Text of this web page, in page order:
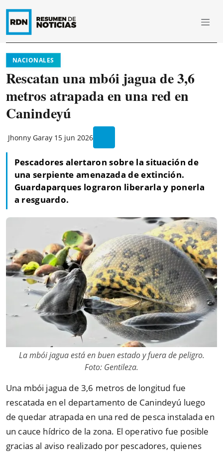
NACIONALES
Rescatan una mbói jagua de 3,6
metros atrapada en una red en
Canindeyú
Jhonny Garay 15 jun 2026
Pescadores alertaron sobre la situación de
una serpiente amenazada de extinción.
Guardaparques lograron liberarla y ponerla
a resguardo.
La mbói jagua está en buen estado y fuera de peligro.
Foto: Gentileza.
Una mbói jagua de 3,6 metros de longitud fue
rescatada en el departamento de Canindeyú luego
de quedar atrapada en una red de pesca instalada en
un cauce hídrico de la zona. El operativo fue posible
gracias al aviso realizado por pescadores, quienes